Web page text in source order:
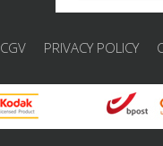
CGV PRIVACY POLICY